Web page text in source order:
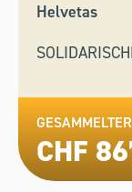
Helvetas
(ORA
GRANCIA,
STABIO,
CHF